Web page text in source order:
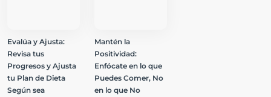
Evalúa y Ajusta:
Revisa tus
Progresos y Ajusta
tu Plan de Dieta
Según sea
Mantén la
Positividad:
Enfócate en lo que
Puedes Comer, No
en lo que No